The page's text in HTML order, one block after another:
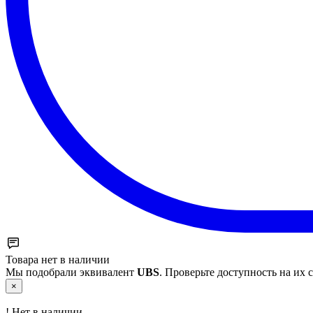
Товара нет в наличии
Мы подобрали эквивалент UBS. Проверьте доступность на их
×